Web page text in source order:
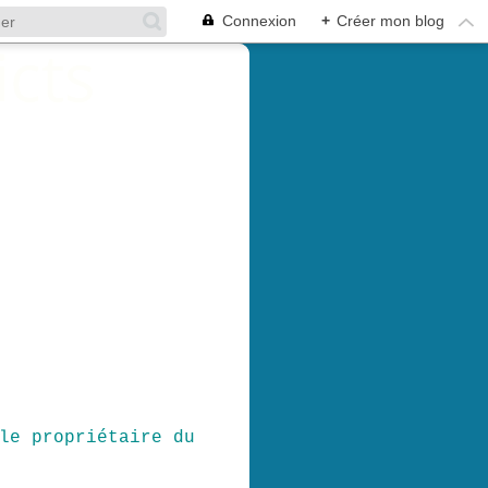
Connexion + Créer mon blog
propriétaire du